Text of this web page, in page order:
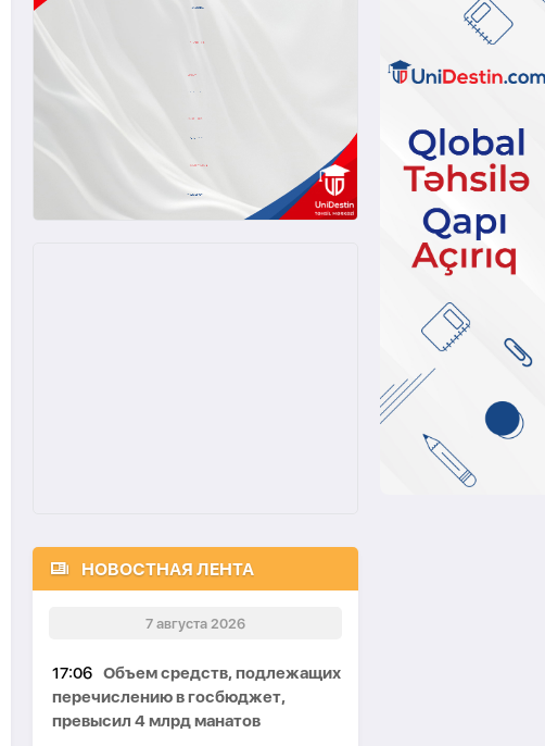
НОВОСТНАЯ ЛЕНТА
7 августа 2026
17:06 Объем средств, подлежащих
перечислению в госбюджет,
превысил 4 млрд манатов